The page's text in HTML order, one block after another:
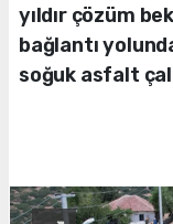
yıldır çözüm
bağlantı
soğuk asfalt